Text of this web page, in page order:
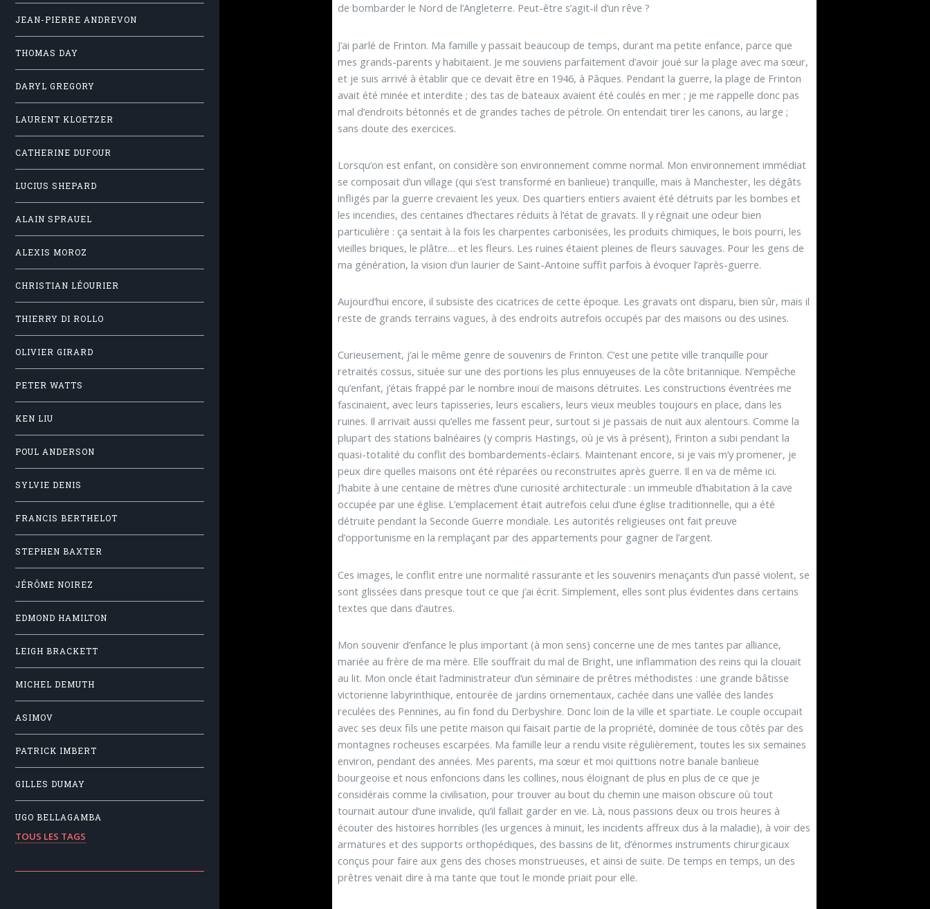
JEAN-PIERRE ANDREVON
THOMAS DAY
DARYL GREGORY
LAURENT KLOETZER
CATHERINE DUFOUR
LUCIUS SHEPARD
ALAIN SPRAUEL
ALEXIS MOROZ
CHRISTIAN LÉOURIER
THIERRY DI ROLLO
OLIVIER GIRARD
PETER WATTS
KEN LIU
POUL ANDERSON
SYLVIE DENIS
FRANCIS BERTHELOT
STEPHEN BAXTER
JÉRÔME NOIREZ
EDMOND HAMILTON
LEIGH BRACKETT
MICHEL DEMUTH
ASIMOV
PATRICK IMBERT
GILLES DUMAY
UGO BELLAGAMBA
TOUS LES TAGS
de bombarder le Nord de l’Angleterre. Peut-être s’agit-il d’un rêve ?
J’ai parlé de Frinton. Ma famille y passait beaucoup de temps, durant ma petite enfance, parce que
mes grands-parents y habitaient. Je me souviens parfaitement d’avoir joué sur la plage avec ma sœur,
et je suis arrivé à établir que ce devait être en 1946, à Pâques. Pendant la guerre, la plage de Frinton
avait été minée et interdite ; des tas de bateaux avaient été coulés en mer ; je me rappelle donc pas
mal d’endroits bétonnés et de grandes taches de pétrole. On entendait tirer les canons, au large ;
sans doute des exercices.
Lorsqu’on est enfant, on considère son environnement comme normal. Mon environnement immédiat
se composait d’un village (qui s’est transformé en banlieue) tranquille, mais à Manchester, les dégâts
infligés par la guerre crevaient les yeux. Des quartiers entiers avaient été détruits par les bombes et
les incendies, des centaines d’hectares réduits à l’état de gravats. Il y régnait une odeur bien
particulière : ça sentait à la fois les charpentes carbonisées, les produits chimiques, le bois pourri, les
vieilles briques, le plâtre… et les fleurs. Les ruines étaient pleines de fleurs sauvages. Pour les gens de
ma génération, la vision d’un laurier de Saint-Antoine suffit parfois à évoquer l’après-guerre.
Aujourd’hui encore, il subsiste des cicatrices de cette époque. Les gravats ont disparu, bien sûr, mais il
reste de grands terrains vagues, à des endroits autrefois occupés par des maisons ou des usines.
Curieusement, j’ai le même genre de souvenirs de Frinton. C’est une petite ville tranquille pour
retraités cossus, située sur une des portions les plus ennuyeuses de la côte britannique. N’empêche
qu’enfant, j’étais frappé par le nombre inouï de maisons détruites. Les constructions éventrées me
fascinaient, avec leurs tapisseries, leurs escaliers, leurs vieux meubles toujours en place, dans les
ruines. Il arrivait aussi qu’elles me fassent peur, surtout si je passais de nuit aux alentours. Comme la
plupart des stations balnéaires (y compris Hastings, où je vis à présent), Frinton a subi pendant la
quasi-totalité du conflit des bombardements-éclairs. Maintenant encore, si je vais m’y promener, je
peux dire quelles maisons ont été réparées ou reconstruites après guerre. Il en va de même ici.
J’habite à une centaine de mètres d’une curiosité architecturale : un immeuble d’habitation à la cave
occupée par une église. L’emplacement était autrefois celui d’une église traditionnelle, qui a été
détruite pendant la Seconde Guerre mondiale. Les autorités religieuses ont fait preuve
d’opportunisme en la remplaçant par des appartements pour gagner de l’argent.
Ces images, le conflit entre une normalité rassurante et les souvenirs menaçants d’un passé violent, se
sont glissées dans presque tout ce que j’ai écrit. Simplement, elles sont plus évidentes dans certains
textes que dans d’autres.
Mon souvenir d’enfance le plus important (à mon sens) concerne une de mes tantes par alliance,
mariée au frère de ma mère. Elle souffrait du mal de Bright, une inflammation des reins qui la clouait
au lit. Mon oncle était l’administrateur d’un séminaire de prêtres méthodistes : une grande bâtisse
victorienne labyrinthique, entourée de jardins ornementaux, cachée dans une vallée des landes
reculées des Pennines, au fin fond du Derbyshire. Donc loin de la ville et spartiate. Le couple occupait
avec ses deux fils une petite maison qui faisait partie de la propriété, dominée de tous côtés par des
montagnes rocheuses escarpées. Ma famille leur a rendu visite régulièrement, toutes les six semaines
environ, pendant des années. Mes parents, ma sœur et moi quittions notre banale banlieue
bourgeoise et nous enfoncions dans les collines, nous éloignant de plus en plus de ce que je
considérais comme la civilisation, pour trouver au bout du chemin une maison obscure où tout
tournait autour d’une invalide, qu’il fallait garder en vie. Là, nous passions deux ou trois heures à
écouter des histoires horribles (les urgences à minuit, les incidents affreux dus à la maladie), à voir des
armatures et des supports orthopédiques, des bassins de lit, d’énormes instruments chirurgicaux
conçus pour faire aux gens des choses monstrueuses, et ainsi de suite. De temps en temps, un des
prêtres venait dire à ma tante que tout le monde priait pour elle.